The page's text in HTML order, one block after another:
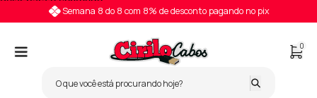
Semana 8 do 8 com 8% de desconto pagando no pix
0